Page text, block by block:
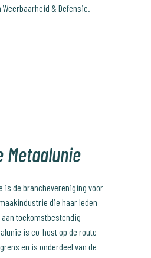
& Defensie.
Metaalunie
is de branchevereniging voor
die haar leden
toekomstbestendig
is co-host op de route
en is onderdeel van de